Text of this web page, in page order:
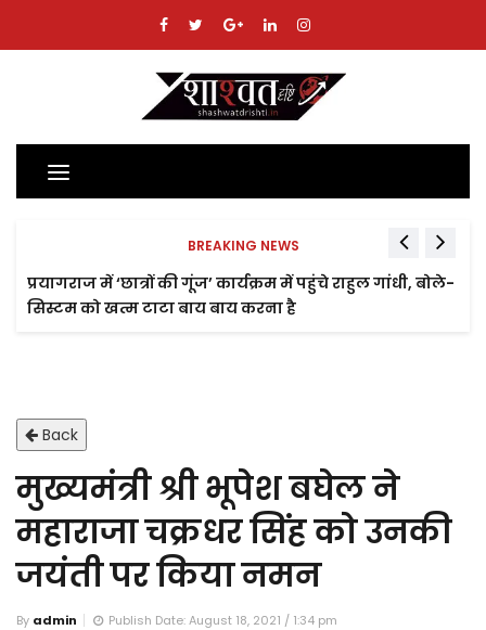
Toggle
navigation
BREAKING NEWS
प्रयागराज में ‘छात्रों की गूंज’ कार्यक्रम में पहुंचे राहुल गांधी, बोले-
सिस्टम को खत्म टाटा बाय बाय करना है
Back
मुख्यमंत्री श्री भूपेश बघेल ने
महाराजा चक्रधर सिंह को उनकी
जयंती पर किया नमन
By admin
Publish Date: August 18, 2021 / 1:34 pm